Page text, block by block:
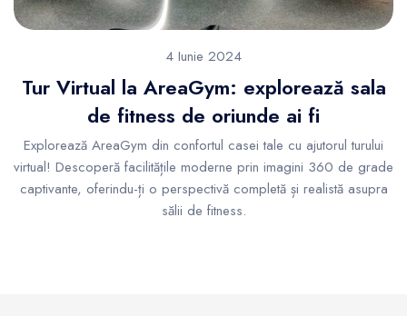
4 Iunie 2024
Tur Virtual la AreaGym: explorează sala
de fitness de oriunde ai fi
Explorează AreaGym din confortul casei tale cu ajutorul turului
virtual! Descoperă facilitățile moderne prin imagini 360 de grade
captivante, oferindu-ți o perspectivă completă și realistă asupra
sălii de fitness.